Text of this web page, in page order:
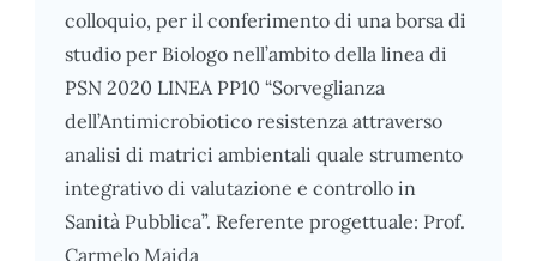
colloquio, per il conferimento di una borsa di
studio per Biologo nell’ambito della linea di
PSN 2020 LINEA PP10 “Sorveglianza
dell’Antimicrobiotico resistenza attraverso
analisi di matrici ambientali quale strumento
integrativo di valutazione e controllo in
Sanità Pubblica”. Referente progettuale: Prof.
Carmelo Maida